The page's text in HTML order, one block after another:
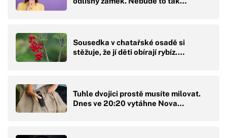
Sousedka v chatařské osadě si
stěžuje, že jí děti obírají rybíz.…
Tuhle dvojici prostě musíte milovat.
Dnes ve 20:20 vytáhne Nova…